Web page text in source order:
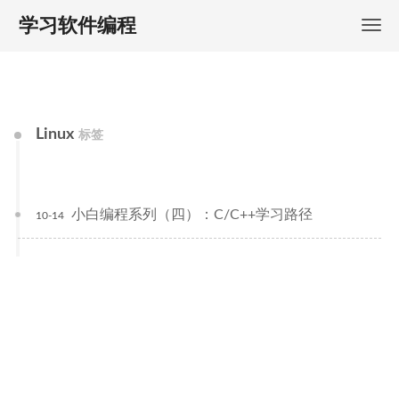
学习软件编程
Linux 标签
小白编程系列（四）：C/C++学习路径
10-14